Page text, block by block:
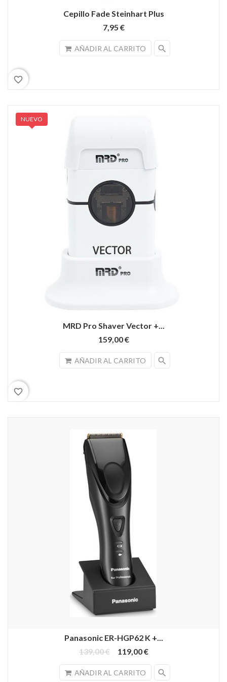
Cepillo Fade Steinhart Plus
7,95 €
AÑADIR AL CARRITO search
favorite_border
MRD Pro Shaver Vector +...
159,00 €
AÑADIR AL CARRITO search
NUEVO
favorite_border
Panasonic ER-HGP62 K +...
139,00 €
119,00 €
AÑADIR AL CARRITO search